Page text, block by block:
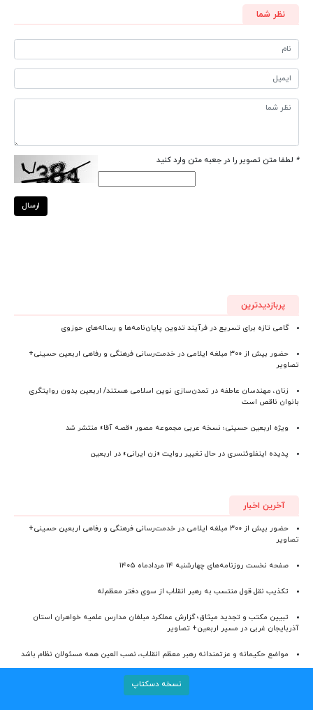
نظر شما
* لطفا متن تصویر را در جعبه متن وارد کنید
ارسال
پربازدیدترین
گامی تازه برای تسریع در فرآیند تدوین پایان‌نامه‌ها و رساله‌های حوزوی
حضور بیش از ۳۰۰ مبلغه ایلامی در خدمت‌رسانی فرهنگی و رفاهی اربعین حسینی+
تصاویر
زنان، مهندسان عاطفه در تمدن‌سازی نوین اسلامی هستند/ اربعین بدون روایتگری
بانوان ناقص است
ویژه اربعین حسینی؛ نسخه عربی مجموعه مصور «قصه آقا» منتشر شد
پدیده اینفلوئنسری در حال تغییر روایت «زن ایرانی» در اربعین
آخرین اخبار
حضور بیش از ۳۰۰ مبلغه ایلامی در خدمت‌رسانی فرهنگی و رفاهی اربعین حسینی+
تصاویر
صفحه نخست روزنامه‌های چهارشنبه ۱۴ مردادماه ۱۴۰۵
تکذیب نقل قول منتسب به رهبر انقلاب از سوی دفتر معظم‌له
تبیین مکتب و تجدید میثاق؛ گزارش عملکرد مبلغان مدارس علمیه خواهران استان
آذربایجان‌ غربی در مسیر اربعین+ تصاویر
مواضع حکیمانه و عزتمندانه رهبر معظم انقلاب، نصب العین همه مسئولان نظام باشد
نسخه دسکتاپ